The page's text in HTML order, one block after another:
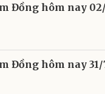
Đồng hôm nay
Đồng hôm nay 31/